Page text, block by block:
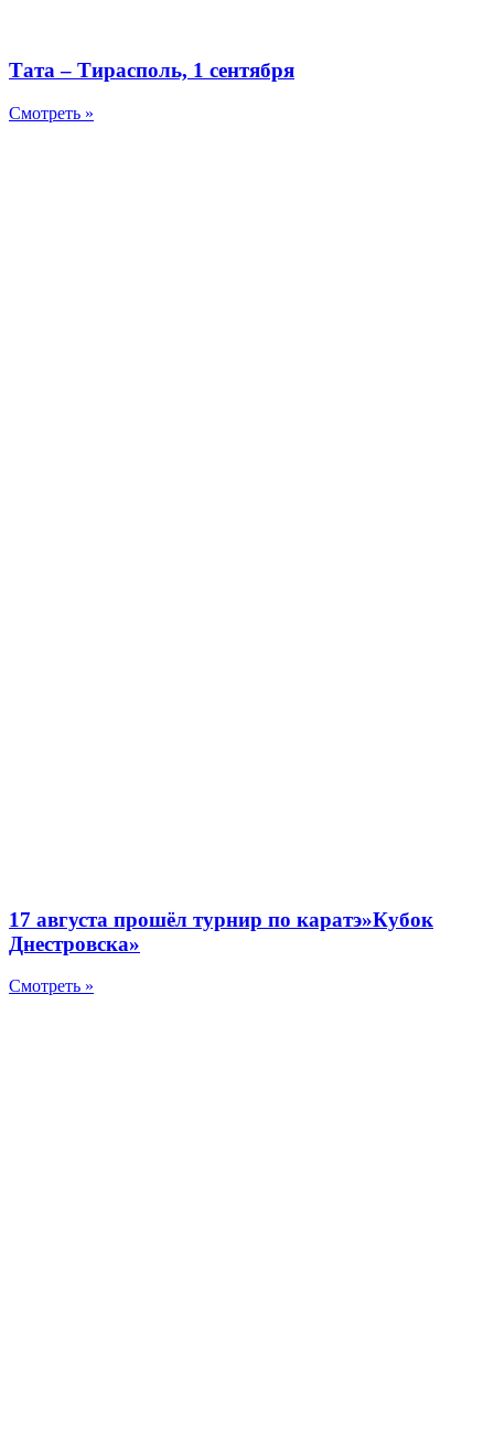
Тата – Тирасполь, 1 сентября
Смотреть »
17 августа прошёл турнир по каратэ»Кубок
Днестровска»
Смотреть »